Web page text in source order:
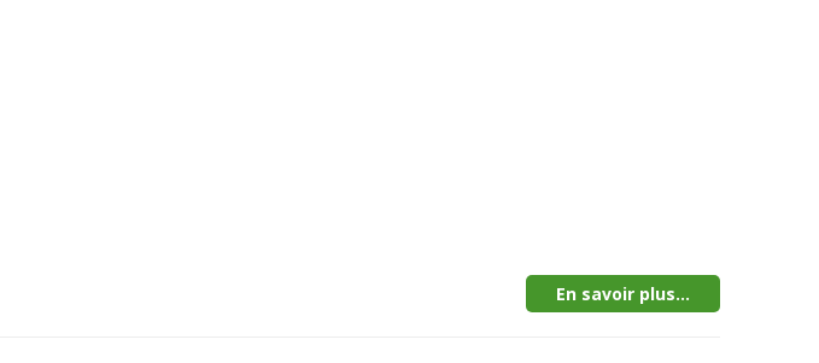
En savoir plus...